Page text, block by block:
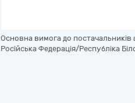
Основна вимога до
Російська Федерація/Республіка